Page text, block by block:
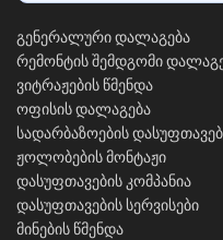
გენერალური დალაგება
რემონტის შემდგომი
ვიტრაჟების წმენდა
ოფისის დალაგება
სადარბაზოების
ჟოლობების მონტაჟი
დასუფთავების კომპანია
დასუფთავების სერვისები
მინების წმენდა